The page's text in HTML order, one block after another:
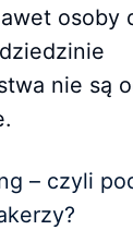
osoby
nie są
– czyli